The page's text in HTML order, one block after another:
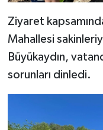
Ziyaret
Mahallesi
Büyükaydın,
sorunları dinledi.